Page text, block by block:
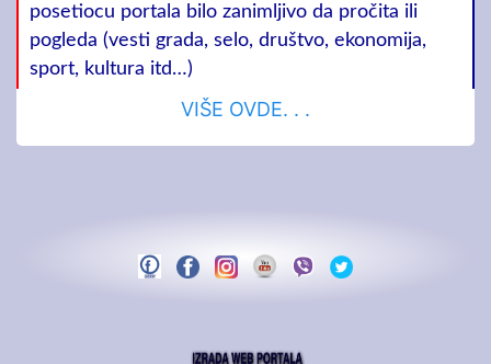
posetiocu portala bilo zanimljivo da pročita ili
pogleda (vesti grada, selo, društvo, ekonomija,
sport, kultura itd…)
VIŠE OVDE. . .